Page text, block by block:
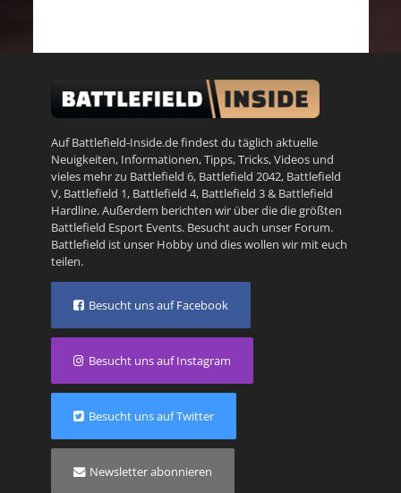
Auf Battlefield-Inside.de findest du täglich aktuelle
Neuigkeiten, Informationen, Tipps, Tricks, Videos und
vieles mehr zu Battlefield 6, Battlefield 2042, Battlefield
V, Battlefield 1, Battlefield 4, Battlefield 3& Battlefield
Hardline. Außerdem berichten wir über die die größten
Battlefield Esport Events. Besucht auch unser Forum.
Battlefield ist unser Hobby und dies wollen wir mit euch
teilen.
Besucht uns auf Facebook
Besucht uns auf Instagram
Besucht uns auf Twitter
Newsletter abonnieren